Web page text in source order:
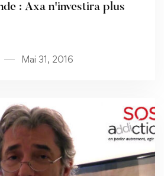
: Axa n'investira plus
Mai 31, 2016